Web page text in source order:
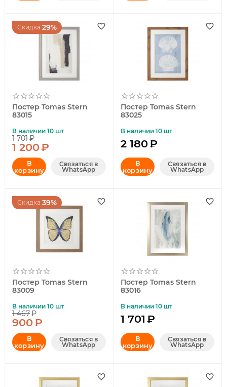
Скидка 29%
Постер Tomas Stern
83015
В наличии 10 шт
1 701₽
1 200₽
В
корзину
Связаться в
WhatsApp
Постер Tomas Stern
83025
В наличии 10 шт
2 180₽
В
корзину
Связаться в
WhatsApp
Скидка 39%
Постер Tomas Stern
83009
В наличии 10 шт
1 467₽
900₽
В
корзину
Связаться в
WhatsApp
Постер Tomas Stern
83016
В наличии 10 шт
1 701 ₽
В
корзину
Связаться в
WhatsApp